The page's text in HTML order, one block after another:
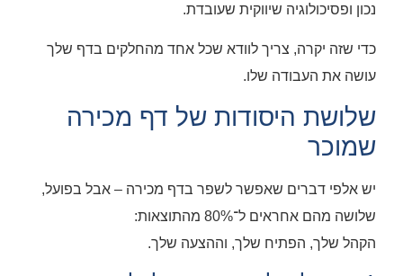
נכון ופסיכולוגיה שיווקית שעובדת.
כדי שזה יקרה, צריך לוודא שכל אחד מהחלקים בדף שלך
עושה את העבודה שלו.
שלושת היסודות של דף מכירה
שמוכר
יש אלפי דברים שאפשר לשפר בדף מכירה – אבל בפועל,
שלושה מהם אחראים ל־80% מהתוצאות:
הקהל שלך, הפתיח שלך, וההצעה שלך.